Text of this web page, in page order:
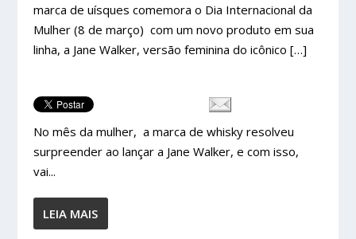
marca de uísques comemora o Dia Internacional da
Mulher (8 de março) com um novo produto em sua
linha, a Jane Walker, versão feminina do icônico […]
No mês da mulher, a marca de whisky resolveu
surpreender ao lançar a Jane Walker, e com isso,
vai...
LEIA MAIS